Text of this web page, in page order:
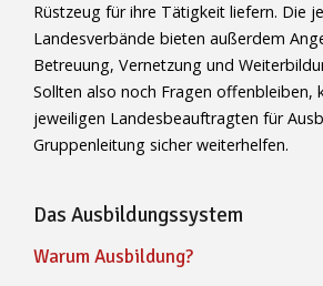
Rüstzeug für ihre Tätigkeit liefern. Die
Landesverbände bieten außerdem
Betreuung, Vernetzung und
Sollten also noch Fragen offenbleiben,
jeweiligen Landesbeauftragten für
Gruppenleitung sicher weiterhelfen.
Das Ausbildungssystem
Warum Ausbildung?